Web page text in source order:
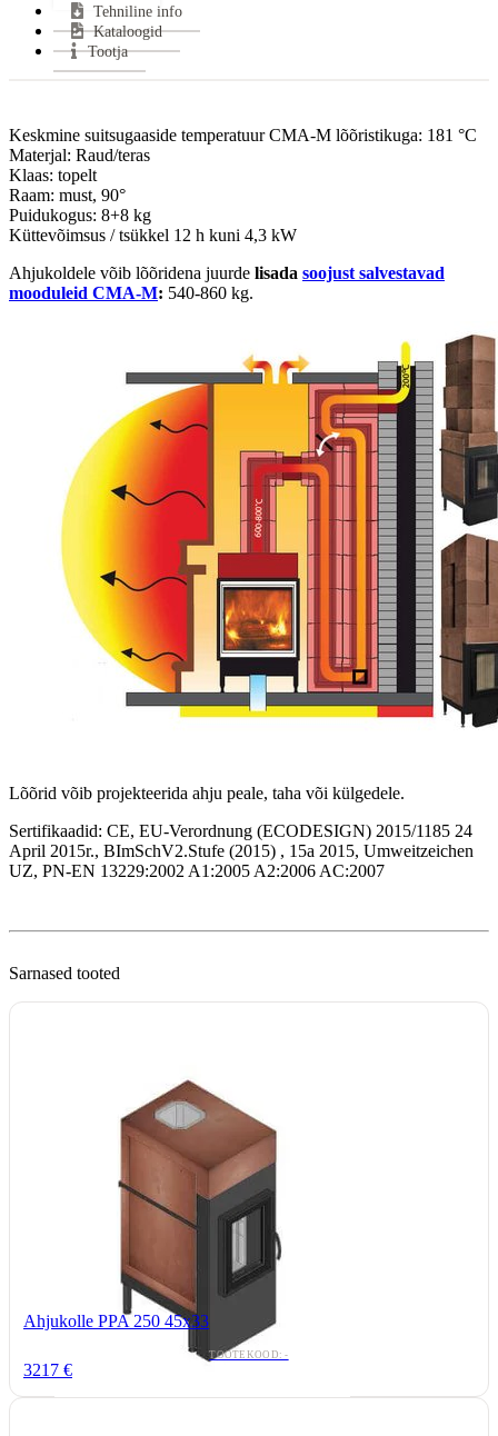
Suitsugaaside voolumaht:
Keskmine suitsugaaside temperatuur:
Miinimum tõmme:
Klaasi kuju:
Kahepoolne
Uks avaneb:
Kütus:
Soojasalvestus element:
Vastab
normidele:
CE, ECODESIGN, BImSchV2.Stufe, 15a
2015, EN 13229
Garantii:
Tehniline info
Kataloogid
Tootja
Keskmine suitsugaaside temperatuur CMA-M lõõristikuga: 181 °C
Materjal: Raud/teras
Klaas: topelt
Raam: must, 90°
Puidukogus: 8+8 kg
Küttevõimsus / tsükkel 12 h kuni 4,3 kW
Ahjukoldele võib lõõridena juurde lisada soojust salvestavad
mooduleid CMA-M: 540-860 kg.
Lõõrid võib projekteerida ahju peale, taha või külgedele.
Sertifikaadid: CE, EU-Verordnung (ECODESIGN) 2015/1185 24
April 2015r., BImSchV2.Stufe (2015) , 15a 2015, Umweitzeichen
UZ, PN-EN 13229:2002 A1:2005 A2:2006 AC:2007
Sarnased tooted
Ahjukolle PPA 250 45x33
TOOTEKOOD: -
3217 €